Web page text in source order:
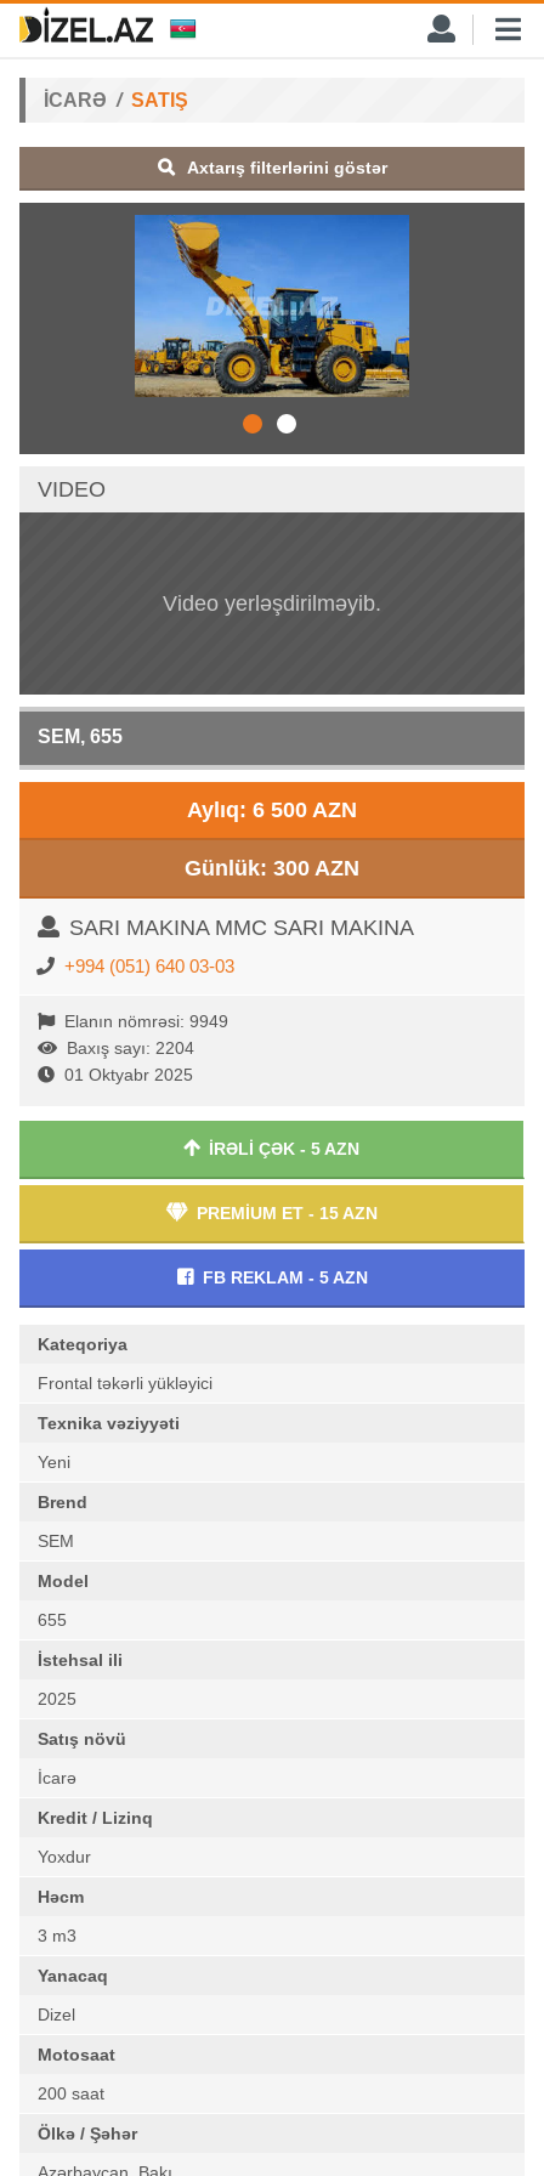
İCARƏ SATIŞ
Axtarış filterlərini göstər
VIDEO
Video yerləşdirilməyib.
SEM, 655
Aylıq: 6 500 AZN
Günlük: 300 AZN
SARI MAKINA MMC SARI MAKINA
+994 (051) 640 03-03
Elanın nömrəsi: 9949
Baxış sayı: 2204
01 Oktyabr 2025
İRƏLİ ÇƏK - 5 AZN
PREMİUM ET - 15 AZN
FB REKLAM - 5 AZN
Kateqoriya
Frontal təkərli yükləyici
Texnika vəziyyəti
Yeni
Brend
SEM
Model
655
İstehsal ili
2025
Satış növü
İcarə
Kredit / Lizinq
Yoxdur
Həcm
3 m3
Yanacaq
Dizel
Motosaat
200 saat
Ölkə / Şəhər